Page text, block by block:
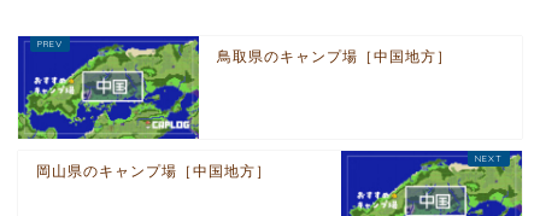
鳥取県のキャンプ場［中国地方］
岡山県のキャンプ場［中国地方］